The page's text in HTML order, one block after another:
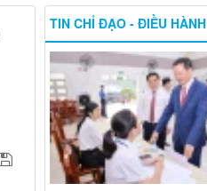
TIN CHỈ ĐẠO - ĐIỀU HÀNH